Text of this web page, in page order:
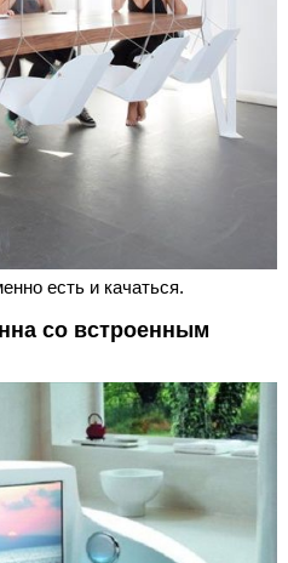
есть и качаться.
со встроенным